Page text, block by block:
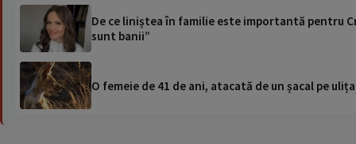
De ce liniștea în familie este importantă pentru
sunt banii”
O femeie de 41 de ani, atacată de un șacal pe